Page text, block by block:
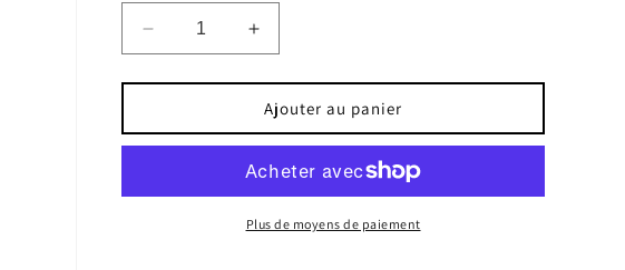
Réduire
la
quantité
MANTEAUX
FEMME
Augmenter
la
quantité
de
MANTEAUX
LÉGERS
FEMME
Ajouter au panier
Plus de moyens de paiement